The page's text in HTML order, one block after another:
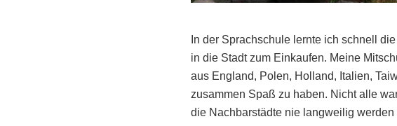
In der Sprachschule lernte ich schnell
in die Stadt zum Einkaufen. Meine
aus England, Polen, Holland, Italien,
zusammen Spaß zu haben. Nicht alle
die Nachbarstädte nie langweilig werden